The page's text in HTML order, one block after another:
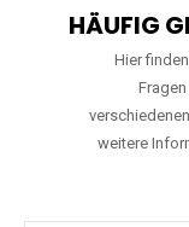
HÄUFIG
Hier
weitere